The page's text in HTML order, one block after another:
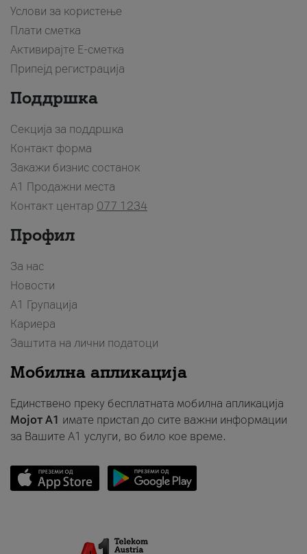
Услови за користење
Плати сметка
Активирајте Е-сметка
Припејд регистрација
Поддршка
Секција за поддршка
Контакт форма
Закажи бизнис состанок
A1 Продажни места
Контакт центар 077 1234
Профил
За нас
Новости
А1 Групација
Кариера
Заштита на лични податоци
Мобилна апликација
Единствено преку бесплатната мобилна апликација
Мојот A1 имате пристап до сите важни информации
за Вашите A1 услуги, во било кое време.